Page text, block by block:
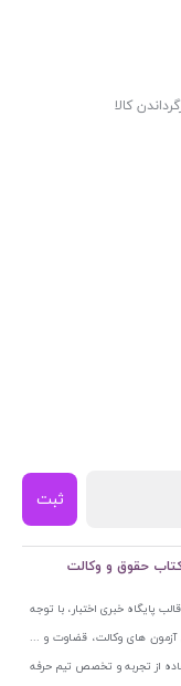
کالا
ثبت
کتاب حقوق و وکالت
پایگاه خبری اختبار، با توجه
های وکالت، قضاوت و ...
از تجربه و تخصص تیم حرفه